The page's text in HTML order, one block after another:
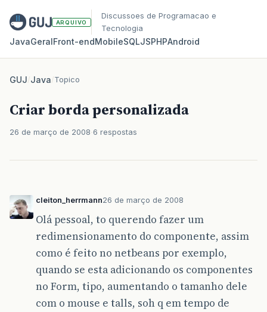
ARQUIVO
Discussoes de Programacao e
Tecnologia
JavaGeralFront‑endMobileSQLJSPHPAndroid
GUJ/Java/Topico
Criar borda personalizada
26 de março de 2008 6 respostas
cleiton_herrmann26 de março de 2008
Olá pessoal, to querendo fazer um
redimensionamento do componente, assim
como é feito no netbeans por exemplo,
quando se esta adicionando os componentes
no Form, tipo, aumentando o tamanho dele
com o mouse e talls, soh q em tempo de